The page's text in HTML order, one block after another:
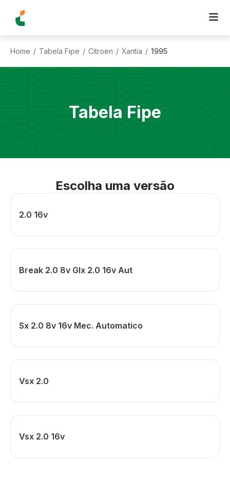
Home / Tabela Fipe / Citroen / Xantia / 1995
Tabela Fipe
Escolha uma versão
2.0 16v
Break 2.0 8v Glx 2.0 16v Aut
Sx 2.0 8v 16v Mec. Automatico
Vsx 2.0
Vsx 2.0 16v